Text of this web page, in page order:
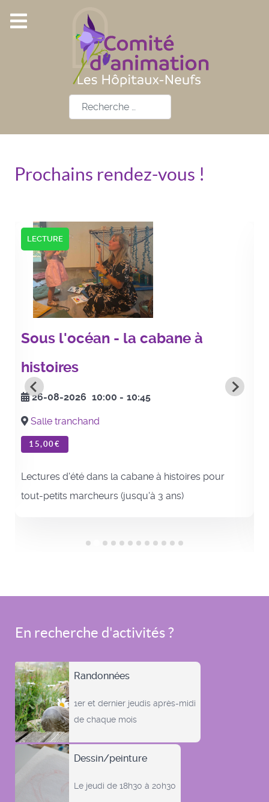
Rechercher
Prochains rendez-vous !
LECTURE
Sous l'océan - la cabane à
histoires
26-08-2026 10:00 - 10:45
Salle tranchand
15,00€
Lectures d'été dans la cabane à histoires pour
tout-petits marcheurs (jusqu'à 3 ans)
En recherche d'activités ?
Randonnées
1er et dernier jeudis après-midi
de chaque mois
Dessin/peinture
Le jeudi de 18h30 à 20h30